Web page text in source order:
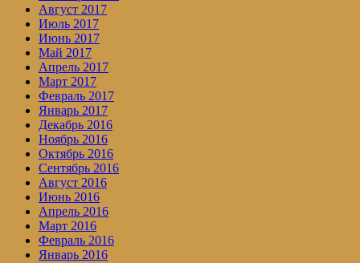
Август 2017
Июль 2017
Июнь 2017
Май 2017
Апрель 2017
Март 2017
Февраль 2017
Январь 2017
Декабрь 2016
Ноябрь 2016
Октябрь 2016
Сентябрь 2016
Август 2016
Июнь 2016
Апрель 2016
Март 2016
Февраль 2016
Январь 2016